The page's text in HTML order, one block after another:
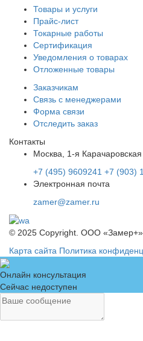
Товары и услуги
Прайс-лист
Токарные работы
Сертификация
Уведомления о товарах
Отложенные товары
Заказчикам
Связь с менеджерами
Форма связи
Отследить заказ
Контакты
Москва, 1-я
+7 (495) 9609241 +7 (903)
Электронная почта
zamer@zamer.ru
© 2025 Copyright. ООО «Замер+»
Карта сайта Политика
Онлайн консультация
Сейчас недоступен